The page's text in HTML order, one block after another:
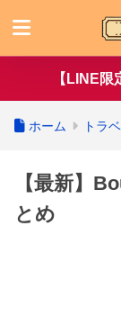
【LINE
ホーム トラ
【最新】
とめ